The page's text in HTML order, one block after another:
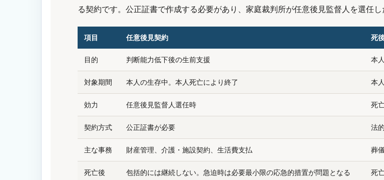
る契約です。公正証書で作成する必要があり、家庭裁判所が任意後見監督人を選任し
項目 任意後見契約 死
目的 判断能力低下後の生前支援 本
対象期間 本人の生存中。本人死亡により終了 本
効力 任意後見監督人選任時 死
契約方式 公正証書が必要 法
主な事務 財産管理、介護・施設契約、生活費支払 葬
死亡後 包括的には継続しない。急迫時は必要最小限の応急的措置が問題となる 死